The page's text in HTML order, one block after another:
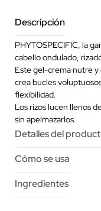
Descripción
PHYTOSPECIFIC, la
cabello ondulado,
Este gel-crema nutre y
crea bucles
flexibilidad.
Los rizos lucen llenos
sin apelmazarlos.
Detalles del
Cómo se usa
Ingredientes